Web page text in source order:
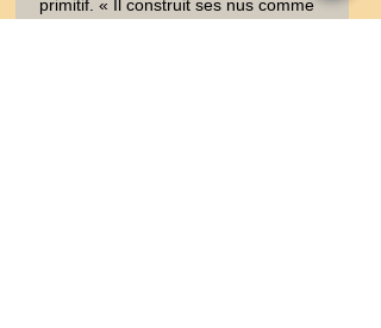
primitif. « Il construit ses nus comme